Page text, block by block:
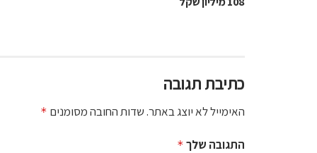
כתיבת תגובה
האימייל לא יוצג באתר.שדות החובה מסומנים *
התגובה שלך *